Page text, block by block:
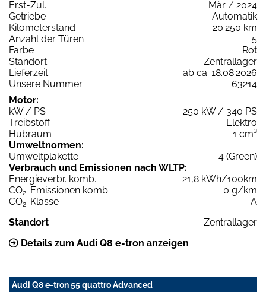
Erst-Zul.
Mär / 2024
Getriebe
Automatik
Kilometerstand
20.250 km
Anzahl der Türen
5
Farbe
Rot
Standort
Zentrallager
Lieferzeit
ab ca. 18.08.2026
Unsere Nummer
63214
Motor:
kW / PS
250 kW / 340 PS
Treibstoff
Elektro
Hubraum
1 cm³
Umweltnormen:
Umweltplakette
4 (Green)
Verbrauch und Emissionen nach WLTP:
Energieverbr. komb.
21,8 kWh/100km
CO2-Emissionen komb.
0 g/km
CO2-Klasse
A
Standort
Zentrallager
Details zum Audi Q8 e-tron anzeigen
Audi Q8 e-tron 55 quattro Advanced